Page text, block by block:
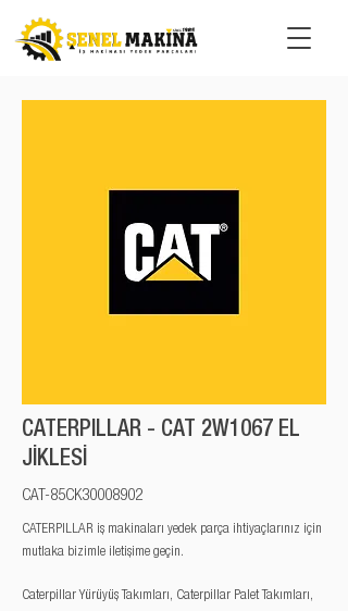
CATERPILLAR - CAT 2W1067 EL
JİKLESİ
CAT-85CK30008902
CATERPILLAR iş makinaları yedek parça ihtiyaçlarınız için
mutlaka bizimle iletişime geçin.
Caterpillar Yürüyüş Takımları, Caterpillar Palet Takımları,